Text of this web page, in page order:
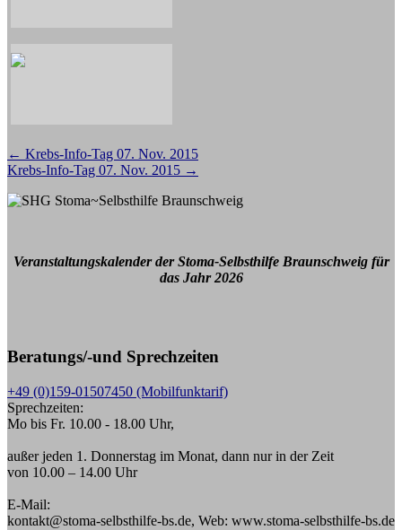
Beitragsnavigation
← Krebs-Info-Tag 07. Nov. 2015
Krebs-Info-Tag 07. Nov. 2015 →
Veranstaltungskalender der Stoma-Selbsthilfe Braunschweig für
das Jahr 2026
Beratungs/-und Sprechzeiten
+49 (0)159-01507450 (Mobilfunktarif)
Sprechzeiten:
Mo bis Fr. 10.00 - 18.00 Uhr,
außer jeden 1. Donnerstag im Monat, dann nur in der Zeit
von 10.00 – 14.00 Uhr
E-Mail:
kontakt@stoma-selbsthilfe-bs.de, Web: www.stoma-selbsthilfe-bs.de